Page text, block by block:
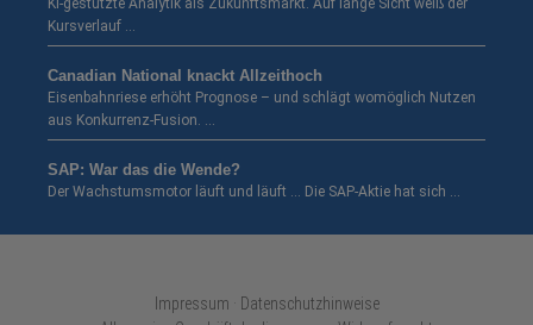
KI-gestützte Analytik als Zukunftsmarkt. Auf lange Sicht weiß der
Kursverlauf …
Canadian National knackt Allzeithoch
Eisenbahnriese erhöht Prognose – und schlägt womöglich Nutzen
aus Konkurrenz-Fusion. …
SAP: War das die Wende?
Der Wachstumsmotor läuft und läuft … Die SAP-Aktie hat sich …
Impressum · Datenschutzhinweise